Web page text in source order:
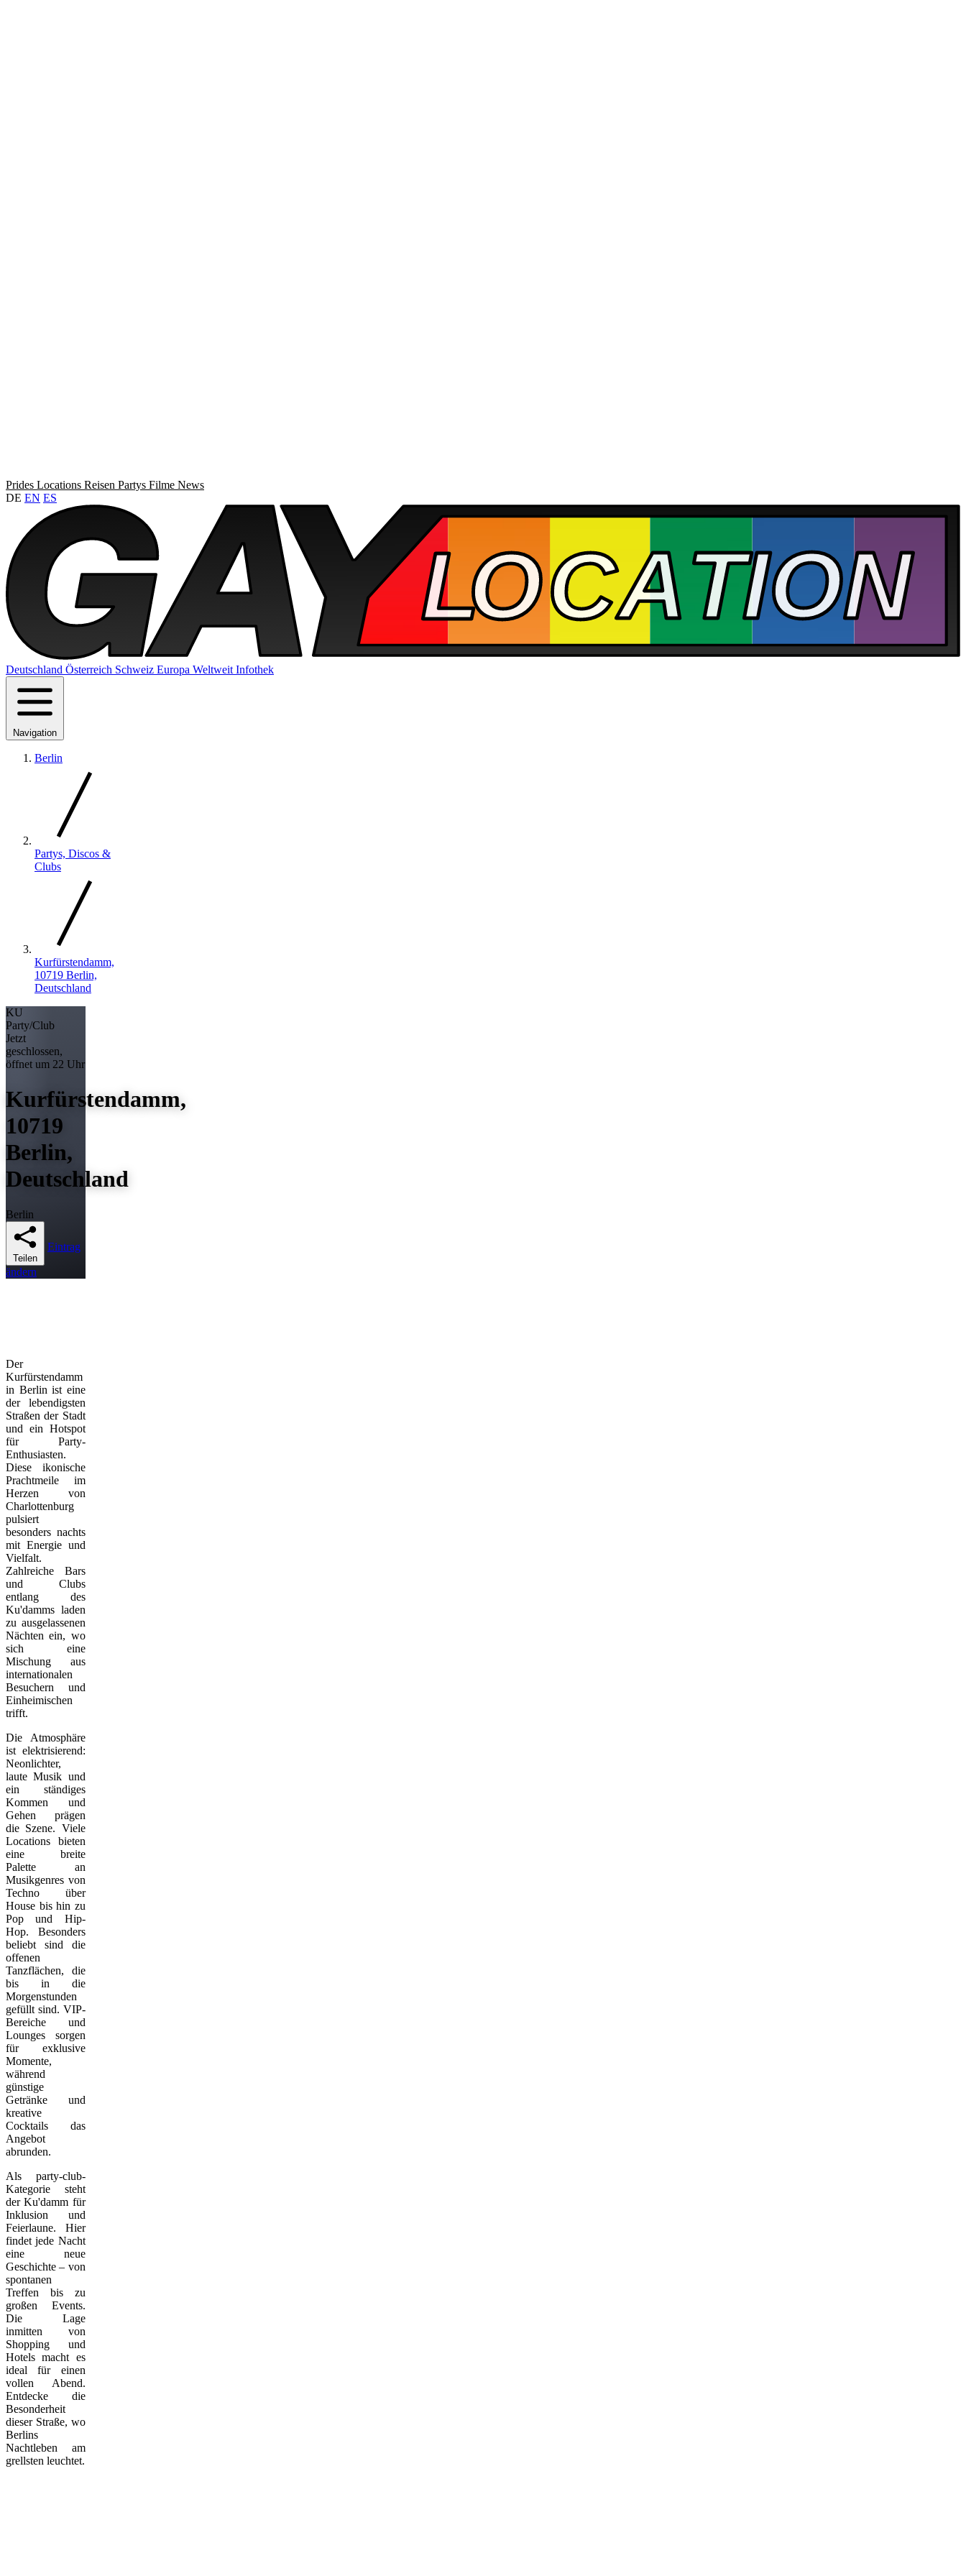
Prides Locations Reisen Partys Filme News
DE EN ES
Deutschland Österreich Schweiz Europa Weltweit Infothek
Navigation
Berlin
Partys, Discos &
Clubs
Kurfürstendamm,
10719 Berlin,
Deutschland
KU
Party/Club
Jetzt
geschlossen,
öffnet um 22 Uhr
Kurfürstendamm,
10719
Berlin,
Deutschland
Berlin
Teilen
Eintrag
ändern
Der
Kurfürstendamm
in Berlin ist eine
der lebendigsten
Straßen der Stadt
und ein Hotspot
für Party-
Enthusiasten.
Diese ikonische
Prachtmeile im
Herzen von
Charlottenburg
pulsiert
besonders nachts
mit Energie und
Vielfalt.
Zahlreiche Bars
und Clubs
entlang des
Ku'damms laden
zu ausgelassenen
Nächten ein, wo
sich eine
Mischung aus
internationalen
Besuchern und
Einheimischen
trifft.
Die Atmosphäre
ist elektrisierend:
Neonlichter,
laute Musik und
ein ständiges
Kommen und
Gehen prägen
die Szene. Viele
Locations bieten
eine breite
Palette an
Musikgenres von
Techno über
House bis hin zu
Pop und Hip-
Hop. Besonders
beliebt sind die
offenen
Tanzflächen, die
bis in die
Morgenstunden
gefüllt sind. VIP-
Bereiche und
Lounges sorgen
für exklusive
Momente,
während
günstige
Getränke und
kreative
Cocktails das
Angebot
abrunden.
Als party-club-
Kategorie steht
der Ku'damm für
Inklusion und
Feierlaune. Hier
findet jede Nacht
eine neue
Geschichte – von
spontanen
Treffen bis zu
großen Events.
Die Lage
inmitten von
Shopping und
Hotels macht es
ideal für einen
vollen Abend.
Entdecke die
Besonderheit
dieser Straße, wo
Berlins
Nachtleben am
grellsten leuchtet.